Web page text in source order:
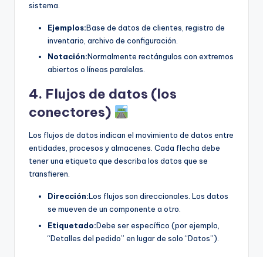
sistema.
Ejemplos:Base de datos de clientes, registro de
inventario, archivo de configuración.
Notación:Normalmente rectángulos con extremos
abiertos o líneas paralelas.
4. Flujos de datos (los
conectores)
Los flujos de datos indican el movimiento de datos entre
entidades, procesos y almacenes. Cada flecha debe
tener una etiqueta que describa los datos que se
transfieren.
Dirección:Los flujos son direccionales. Los datos
se mueven de un componente a otro.
Etiquetado:Debe ser específico (por ejemplo,
“Detalles del pedido” en lugar de solo “Datos”).